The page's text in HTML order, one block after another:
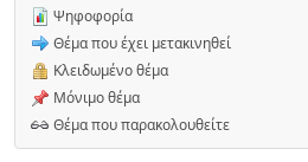
Ψηφοφορία
Θέμα που έχει μετακινηθεί
Κλειδωμένο θέμα
Μόνιμο θέμα
Θέμα που παρακολουθείτε